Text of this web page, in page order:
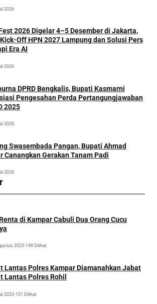
2026
2026 Digelar 4–5 Desember di Jakarta,
Off HPN 2027 Lampung dan Solusi Pers
Era AI
2026
DPRD Bengkalis, Bupati Kasmarni
Pengesahan Perda Pertangungjawaban
2025
2026
Swasembada Pangan, Bupati Ahmad
Canangkan Gerakan Tanam Padi
2026
di Kampar Cabuli Dua Orang Cucu
2025•149 Dilihat
Lantas Polres Kampar Diamanahkan Jabat
Lantas Polres Rohil
2023•131 Dilihat